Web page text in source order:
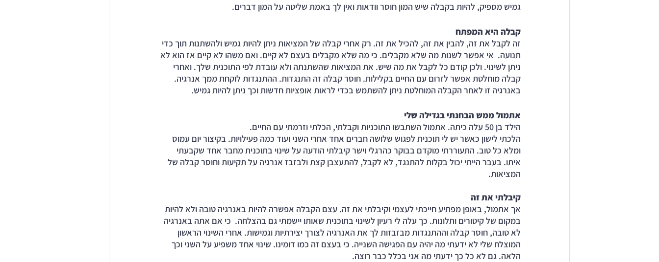
גמיש מספיק, להיות בקבלה שיש המון חוסר וודאות ואין לך באמת שליטה על המון דברים.
קבלה היא המפתח
זה לקבל את זה, להבין את זה, להכיל את זה. רק אחרי קבלה של המציאות ניתן להיות גמיש ולהשתנות תוך כדי
תנועה.  אי אפשר לשנות מה שלא מקבלים. כי מה שלא מקבלים בעצם לא קיים. ואם משהו לא קיים אז הוא לא
ניתן לשינוי. ולכן קודם כל לקבל את מה שיש. את המציאות שהשתנתה ולא עובדת לפי התוכנית שלך. ואחרי
קבלה מוחלטת אפשר לזרום עם החיים בקלילות. חוסר קבלה זה התנגדות. ההתנגדות לוקחת ממך אנרגיה.
באנרגיה זו לאחר הקבלה המוחלטת ניתן להשתמש בכדי לראות אופציות חדשות וכך ניתן להיות גמיש.
אתמול ממש הבחנתי בגדילה שלי
הילד בן 50 עלה כיתה. אתמול השתבשו התוכניות וקבלתי, הכלתי וזרמתי עם החיים.
הלכתי לישון כאשר יש לי תוכנית לפגוש שלושה חברים אחד אחרי השני ועוד כמה פעילויות. בקיצור יום עמוס
ומלא כל טוב. התעוררתי מוקדם בבוקר כהרגלי וישר קיבלתי הודעה על שינוי בתוכנית מחבר אחד שקבעתי
איתו. בעבר הייתי יכול בקלות להתנגד, לא לקבל, להתעצבן קצת ולבזבז אנרגיה על תקיעות וחוסר קבלה של
המציאות.
קיבלתי את זה
אך אתמול, באופן מפתיע חייכתי לעצמי וקיבלתי את זה. עצם הקבלה אפשרה להיות באנרגיה טובה ולא להיות
במקום של קיטורים ותלונות. כך עלה לי רעיון לשינוי בתוכנית שאותו יישמתי גם בהצלחה.  כי אם אתה באנרגיה
לא טובה, חוסר קבלה וההתנגדות מבזבזות לך את האנרגיה לצורך יצירתיות וגמישות. אחרי השינוי הראשון
המוצלח שלי לא ידעתי מה יהיה עם הפגישה השנייה. כי בעצם זה כמו דומינו. שינוי אחד משפיע על השני וכך
הלאה. גם לא כל כך ידעתי מה אני בכלל כבר רוצה.